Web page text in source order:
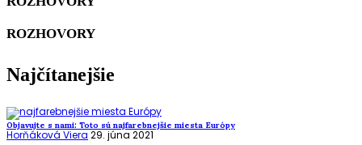
ROZHOVORY
Najčítanejšie
Objavujte s nami: Toto sú najfarebnejšie miesta Európy
Horňáková Viera 29. júna 2021